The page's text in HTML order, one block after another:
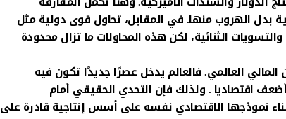
بدل الهروب منها. في المقابل، تحاول قوى دولية مثل
الثنائية، لكن هذه المحاولات ما تزال محدودة
المالي العالمي. فالعالم يدخل عصرًا جديدًا تكون فيه
أضعف اقتصاديا . ولذلك فإن التحدي الحقيقي أمام
بناء نموذجها الاقتصادي نفسه على أسس إنتاجية قادرة على